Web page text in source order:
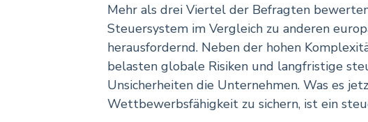
Mehr als drei Viertel der Befragten
Steuersystem im Vergleich zu anderen
herausfordernd. Neben der hohen
belasten globale Risiken und langfristige
Unsicherheiten die Unternehmen. Was es
Wettbewerbsfähigkeit zu sichern, ist ein